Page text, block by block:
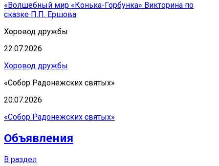
«Волшебный мир «Конька-Горбунка» Викторина по
сказке П.П. Ершова
Хоровод дружбы
22.07.2026
Хоровод дружбы
«Собор Радонежских святых»
20.07.2026
«Собор Радонежских святых»
Объявления
В раздел